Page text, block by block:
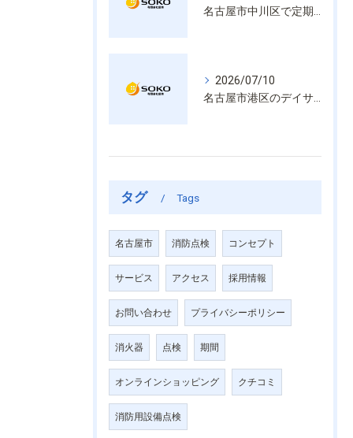
2026/07/10
タグ Tags
名古屋市 消防点検 コンセプト
サービス アクセス 採用情報
お問い合わせ プライバシーポリシー
消火器 点検 期間
オンラインショッピング クチコミ
消防用設備点検